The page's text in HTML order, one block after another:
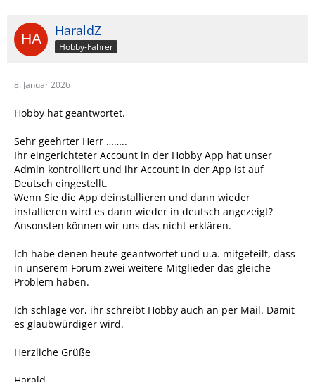
HaraldZ
Hobby-Fahrer
8. Januar 2026
Hobby hat geantwortet.
Sehr geehrter Herr ……..
Ihr eingerichteter Account in der Hobby App hat unser
Admin kontrolliert und ihr Account in der App ist auf
Deutsch eingestellt.
Wenn Sie die App deinstallieren und dann wieder
installieren wird es dann wieder in deutsch angezeigt?
Ansonsten können wir uns das nicht erklären.
Ich habe denen heute geantwortet und u.a. mitgeteilt, dass
in unserem Forum zwei weitere Mitglieder das gleiche
Problem haben.
Ich schlage vor, ihr schreibt Hobby auch an per Mail. Damit
es glaubwürdiger wird.
Herzliche Grüße